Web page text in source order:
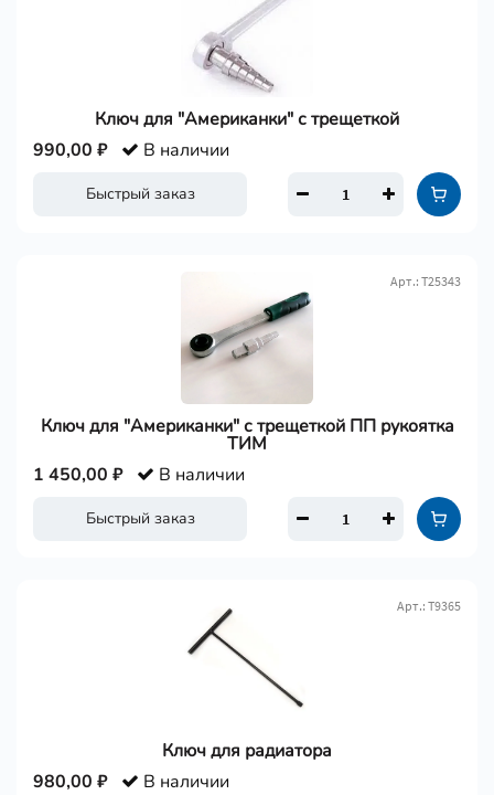
Ключ для "Американки" с трещеткой
Быстрый заказ
990,00 ₽ В наличии
Ключ для "Американки" с трещеткой ПП рукоятка
ТИМ
Арт.: Т25343
Быстрый заказ
1 450,00 ₽ В наличии
Ключ для радиатора
Арт.: Т9365
980,00 ₽ В наличии